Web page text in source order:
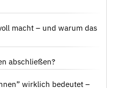
macht – und warum das
abschließen?
wirklich bedeutet –